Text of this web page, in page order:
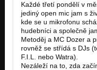
Každé třetí pondělí v
jediný open mic jam s
kde se u mikrofonu
hudebníci a společně
Metoděj a MC Dozer a
rovněž se střídá s DJs
F.I.L. nebo Watra).
Nezáleží na to, zda